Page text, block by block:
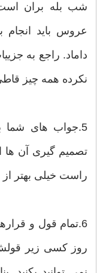
شب بله بران است
عروس باید انجام
داماد. راجع به
نکرده همه چیز
5.جواب های شما
تصمیم گیری آن ها
راست خیلی بهتر
6.تمام قول و
روز کسی زیر